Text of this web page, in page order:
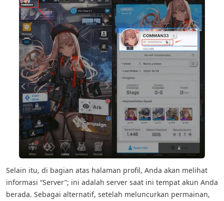
Selain itu, di bagian atas halaman profil, Anda akan melihat
informasi “Server”; ini adalah server saat ini tempat akun Anda
berada. Sebagai alternatif, setelah meluncurkan permainan,